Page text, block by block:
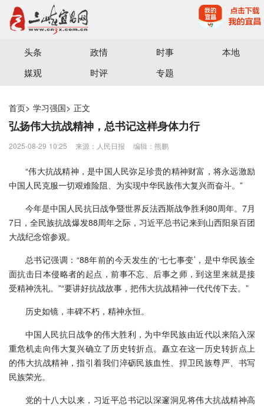
宜昌三峡融媒体中心主办
头条 政情 时事
本地
媒观
时评 专题
首页> 学习强国> 正文
弘扬伟大抗战精神，总书记这样身体力行
2025-08-29 10:25 来源：人民日报 编辑：熊鹏
“伟大抗战精神，是中国人民弥足珍贵的精神财富，将永远激励
中国人民克服一切艰难险阻、为实现中华民族伟大复兴而奋斗。”
今年是中国人民抗日战争暨世界反法西斯战争胜利80周年。7月
7日，全民族抗战爆发88周年之际，习近平总书记来到山西阳泉百团
大战纪念馆参观。
总书记强调：“88年前的今天发生的‘七七事变’，是中华民族全
面抗击日本侵略者的起点，前事不忘、后事之师，到这里来就是接
受精神洗礼。”“要讲好抗战故事，把伟大抗战精神一代代传下去。”
历史如镜，丰碑不朽，精神永恒。
中国人民抗日战争的伟大胜利，为中华民族由近代以来陷入深
重危机走向伟大复兴确立了历史转折点。矗立在这一历史转折点上
的伟大抗战精神，指引着我们淬砺民族血性、捍卫民族尊严、书写
民族荣光。
党的十八大以来，习近平总书记以深邃洞见将伟大抗战精神高